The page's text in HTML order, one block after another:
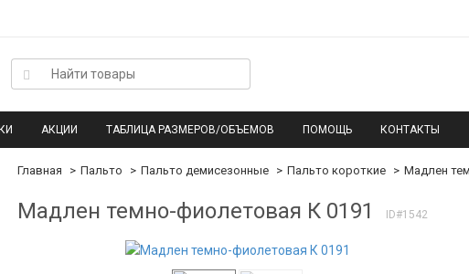
АКЦИИ ТАБЛИЦА РАЗМЕРОВ/ОБЪЕМОВ ПОМОЩЬ КОНТАКТЫ
Главная Пальто Пальто демисезонные Пальто короткие Мадлен
Мадлен темно-фиолетовая К 0191 ID#1542